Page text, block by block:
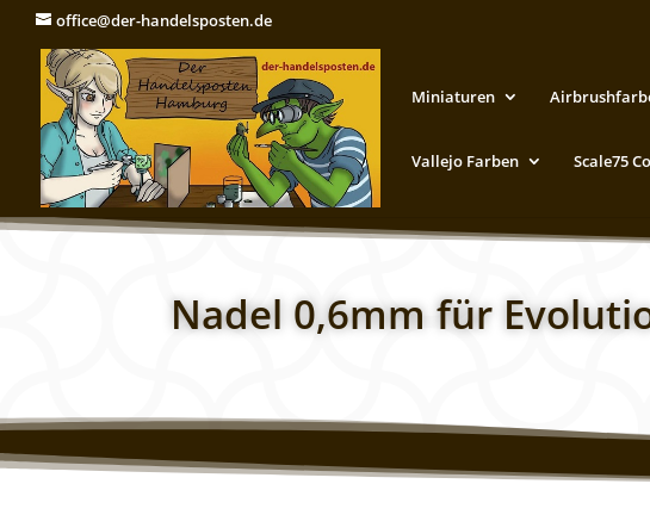
office@der-handelsposten.de
Miniaturen
Vallejo Farben Scale75
Nadel 0,6mm für